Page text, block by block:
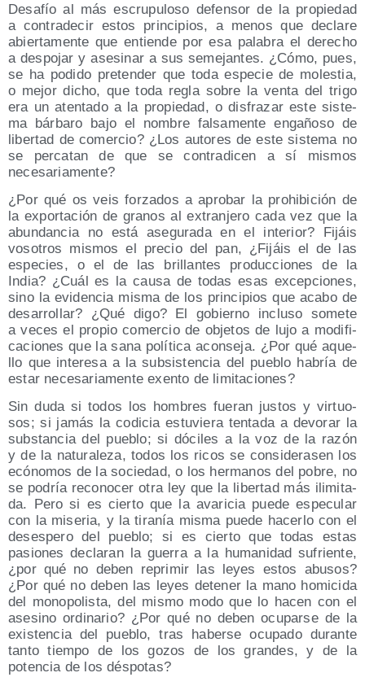
Desa­fío al más escru­pu­lo­so defen­sor de la pro­pie­dad
a con­tra­de­cir estos prin­ci­pios, a menos que decla­re
abier­ta­men­te que entien­de por esa pala­bra el dere­cho
a des­po­jar y ase­si­nar a sus seme­jan­tes. ¿Cómo, pues,
se ha podi­do pre­ten­der que toda espe­cie de moles­tia,
o mejor dicho, que toda regla sobre la ven­ta del tri­go
era un aten­ta­do a la pro­pie­dad, o dis­fra­zar este sis­te­
ma bár­ba­ro bajo el nom­bre fal­sa­men­te enga­ño­so de
liber­tad de comer­cio? ¿Los auto­res de este sis­te­ma no
se per­ca­tan de que se con­tra­di­cen a sí mis­mos
necesariamente?
¿Por qué os veis for­za­dos a apro­bar la prohi­bi­ción de
la expor­ta­ción de gra­nos al extran­je­ro cada vez que la
abun­dan­cia no está ase­gu­ra­da en el inte­rior? Fijáis
voso­tros mis­mos el pre­cio del pan, ¿Fijáis el de las
espe­cies, o el de las bri­llan­tes pro­duc­cio­nes de la
India? ¿Cuál es la cau­sa de todas esas excep­cio­nes,
sino la evi­den­cia mis­ma de los prin­ci­pios que aca­bo de
desa­rro­llar? ¿Qué digo? El gobierno inclu­so some­te
a veces el pro­pio comer­cio de obje­tos de lujo a modi­fi­
ca­cio­nes que la sana polí­ti­ca acon­se­ja. ¿Por qué aque­
llo que intere­sa a la sub­sis­ten­cia del pue­blo habría de
estar nece­sa­ria­men­te exen­to de limitaciones?
Sin duda si todos los hom­bres fue­ran jus­tos y vir­tuo­
sos; si jamás la codi­cia estu­vie­ra ten­ta­da a devo­rar la
subs­tan­cia del pue­blo; si dóci­les a la voz de la razón
y de la natu­ra­le­za, todos los ricos se con­si­de­ra­sen los
ecó­no­mos de la socie­dad, o los her­ma­nos del pobre, no
se podría reco­no­cer otra ley que la liber­tad más ili­mi­ta­
da. Pero si es cier­to que la ava­ri­cia pue­de espe­cu­lar
con la mise­ria, y la tira­nía mis­ma pue­de hacer­lo con el
deses­pe­ro del pue­blo; si es cier­to que todas estas
pasio­nes decla­ran la gue­rra a la huma­ni­dad sufrien­te,
¿por qué no deben repri­mir las leyes estos abu­sos?
¿Por qué no deben las leyes dete­ner la mano homi­ci­da
del mono­po­lis­ta, del mis­mo modo que lo hacen con el
ase­sino ordi­na­rio? ¿Por qué no deben ocu­par­se de la
exis­ten­cia del pue­blo, tras haber­se ocu­pa­do duran­te
tan­to tiem­po de los gozos de los gran­des, y de la
poten­cia de los déspotas?